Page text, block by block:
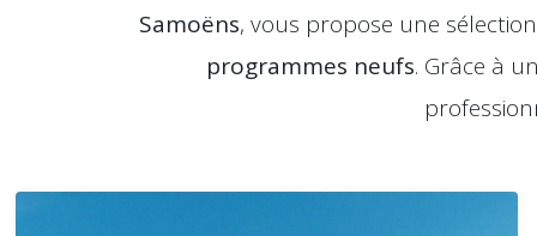
Samoëns, vous propose une
programmes neufs. Grâce à